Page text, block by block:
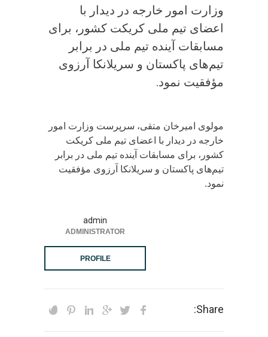
وزارت امور خارجه در دیدار با
اعضای تیم ملی کریکت کشور، برای
مسابقات آینده تیم ملی در برابر
تیم‌های پاکستان و سریلانکا آرزوی
مؤفقیت نمود.
مولوی امیرخان متقی، سرپرست وزارت امور
خارجه در دیدار با اعضای تیم ملی کریکت
کشور، برای مسابقات آینده تیم ملی در برابر
تیم‌های پاکستان و سریلانکا آرزوی مؤفقیت
نمود.
admin
ADMINISTRATOR
PROFILE
Share: